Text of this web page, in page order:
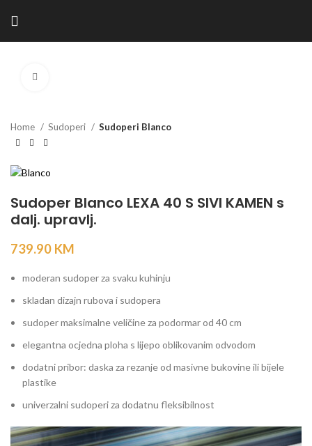
Home Sudoperi Sudoperi Blanco
Sudoper Blanco LEXA 40 S SIVI KAMEN s
dalj. upravlj.
739.90 KM
moderan sudoper za svaku kuhinju
skladan dizajn rubova i sudopera
sudoper maksimalne veličine za podormar od 40 cm
elegantna ocjedna ploha s lijepo oblikovanim odvodom
dodatni pribor: daska za rezanje od masivne bukovine ili bijele
plastike
univerzalni sudoperi za dodatnu fleksibilnost